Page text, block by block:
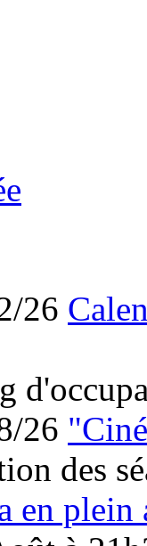
26
26
des
en plein